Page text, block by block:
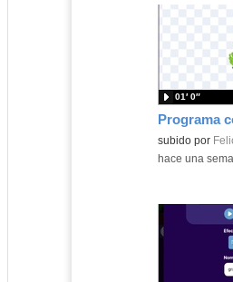
Contenido
subido por
01′ 0″
-hace una